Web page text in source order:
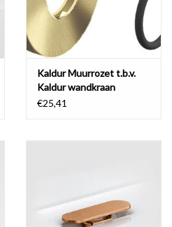
Kaldur Muurrozet t.b.v.
Kaldur wandkraan
€25,41